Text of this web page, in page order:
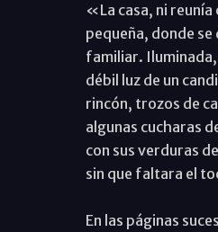
«La casa, ni
pequeña, donde
familiar.
débil luz de un
rincón, trozos de
algunas cucharas
con sus verduras
sin que faltara el
En las páginas